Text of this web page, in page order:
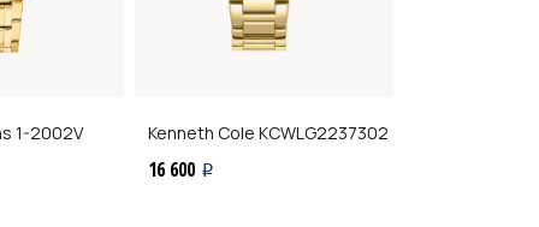
1-2002V Kenneth Cole KCWLG2237302
16 600 i